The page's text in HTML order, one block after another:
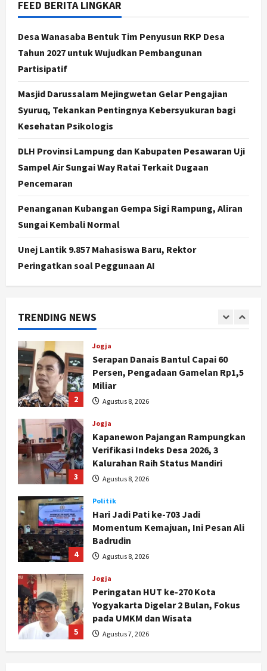
FEED BERITA LINGKAR
Desa Wanasaba Bentuk Tim Penyusun RKP Desa
Tahun 2027 untuk Wujudkan Pembangunan
Partisipatif
Masjid Darussalam Mejingwetan Gelar Pengajian
Syuruq, Tekankan Pentingnya Kebersyukuran bagi
Kesehatan Psikologis
DLH Provinsi Lampung dan Kabupaten Pesawaran Uji
Sampel Air Sungai Way Ratai Terkait Dugaan
Pencemaran
Penanganan Kubangan Gempa Sigi Rampung, Aliran
Sungai Kembali Normal
Unej Lantik 9.857 Mahasiswa Baru, Rektor
Peringatkan soal Peggunaan AI
TRENDING NEWS
3
Kapanewon Pajangan Rampungkan
Kalurahan Raih Status Mandiri
Agustus 8, 2026
4
Hari Jadi Pati ke-703 Jadi
Momentum Kemajuan, Ini Pesan Ali
Badrudin
Agustus 8, 2026
5
Jogja
Peringatan HUT ke-270 Kota
pada UMKM dan Wisata
Agustus 7, 2026
1
Dana Bantuan Korban TPKS
Terkumpul Rp200 Miliar, LPSK
Targetkan Dana Abadi Rp1 Triliun
2
Serapan Danais Bantul Capai 60
Miliar
Agustus 8, 2026
3
Jogja
Kapanewon Pajangan Rampungkan
Kalurahan Raih Status Mandiri
Agustus 8, 2026
4
Politik
Hari Jadi Pati ke-703 Jadi
Badrudin
Jogja
Peringatan HUT ke-270 Kota
pada UMKM dan Wisata
Agustus 7, 2026
Politik
Dana Bantuan Korban TPKS